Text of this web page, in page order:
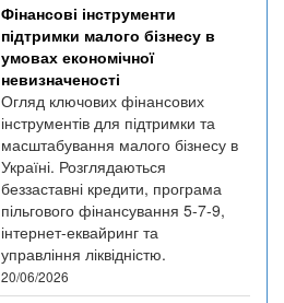
Фінансові інструменти
підтримки малого бізнесу в
умовах економічної
невизначеності
Огляд ключових фінансових
інструментів для підтримки та
масштабування малого бізнесу в
Україні. Розглядаються
беззаставні кредити, програма
пільгового фінансування 5-7-9,
інтернет-еквайринг та
управління ліквідністю.
20/06/2026